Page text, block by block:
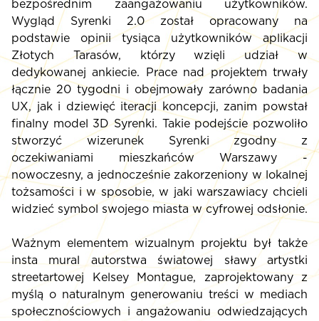
bezpośrednim zaangażowaniu użytkowników.
Wygląd Syrenki 2.0 został opracowany na
podstawie opinii tysiąca użytkowników aplikacji
Złotych Tarasów, którzy wzięli udział w
dedykowanej ankiecie. Prace nad projektem trwały
łącznie 20 tygodni i obejmowały zarówno badania
UX, jak i dziewięć iteracji koncepcji, zanim powstał
finalny model 3D Syrenki. Takie podejście pozwoliło
stworzyć wizerunek Syrenki zgodny z
oczekiwaniami mieszkańców Warszawy -
nowoczesny, a jednocześnie zakorzeniony w lokalnej
tożsamości i w sposobie, w jaki warszawiacy chcieli
widzieć symbol swojego miasta w cyfrowej odsłonie.
Ważnym elementem wizualnym projektu był także
insta mural autorstwa światowej sławy artystki
streetartowej Kelsey Montague, zaprojektowany z
myślą o naturalnym generowaniu treści w mediach
społecznościowych i angażowaniu odwiedzających